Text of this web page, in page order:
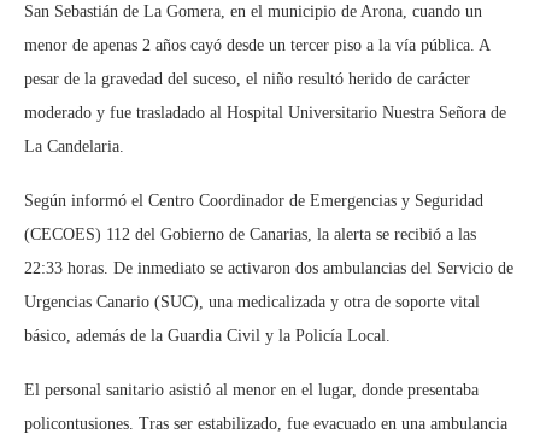
San Sebastián de La Gomera, en el municipio de Arona, cuando un
menor de apenas 2 años cayó desde un tercer piso a la vía pública. A
pesar de la gravedad del suceso, el niño resultó herido de carácter
moderado y fue trasladado al Hospital Universitario Nuestra Señora de
La Candelaria.
Según informó el Centro Coordinador de Emergencias y Seguridad
(CECOES) 112 del Gobierno de Canarias, la alerta se recibió a las
22:33 horas. De inmediato se activaron dos ambulancias del Servicio de
Urgencias Canario (SUC), una medicalizada y otra de soporte vital
básico, además de la Guardia Civil y la Policía Local.
El personal sanitario asistió al menor en el lugar, donde presentaba
policontusiones. Tras ser estabilizado, fue evacuado en una ambulancia